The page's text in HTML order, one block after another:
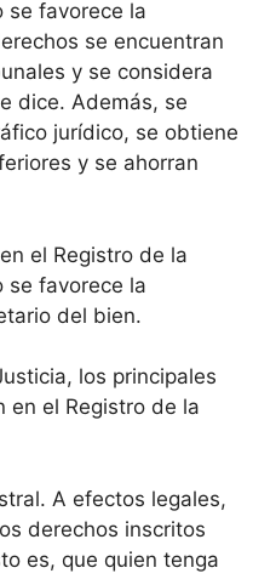
se favorece la
se encuentran
y se considera
dice. Además, se
jurídico, se obtiene
y se ahorran
el Registro de la
se favorece la
del bien.
los principales
en el Registro de la
A efectos legales,
derechos inscritos
es, que quien tenga